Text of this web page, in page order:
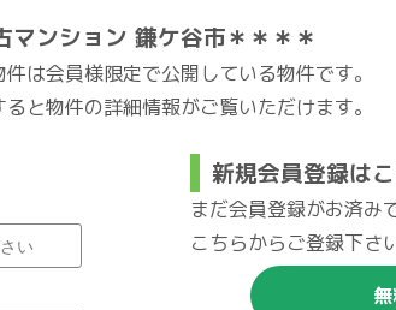
マンション 鎌ケ谷市＊＊＊＊
件は会員様限定で公開している物件です。
ると物件の詳細情報がご覧いただけます。
新規会員登録は
まだ会員登録がお済み
こちらからご登録下さい